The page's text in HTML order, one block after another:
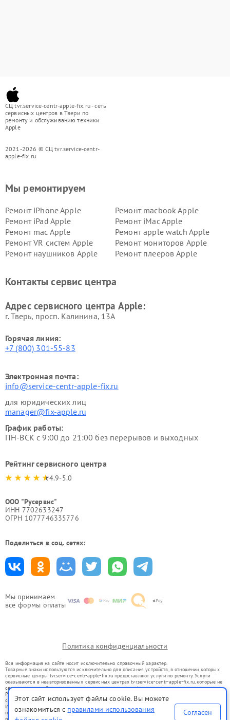
СЦ tvr.service-centr-apple-fix.ru - сеть
сервисных центров в Твери по
ремонту и обслуживанию техники
Apple
2021-2026 © СЦ tvr.service-centr-
apple-fix.ru
Мы принимаем
все формы оплаты
Мы ремонтируем
Ремонт iPhone Apple
Ремонт macbook Apple
Ремонт iPad Apple
Ремонт iMac Apple
Ремонт mac Apple
Ремонт apple watch Apple
Ремонт VR систем Apple
Ремонт мониторов Apple
Ремонт наушников Apple
Ремонт плееров Apple
Контакты сервис центра
Адрес сервисного центра Apple:
г. Тверь, просп. Калинина, 13А
Горячая линия:
+7 (800) 301-55-83
Электронная почта:
info@service-centr-apple-fix.ru
для юридических лиц
manager@fix-apple.ru
График работы:
ПН-ВСК с 9:00 до 21:00 без перерывов и выходных
Рейтинг сервисного центра
4.9-5.0
ООО "Русервис"
ИНН 7702633247
ОГРН 1077746335776
Поделиться в соц. сетях:
Политика конфиденциальности
Вся информация на сайте носит исключительно справочный характер.
Товарные знаки используются исключительно для описания устройств, в отношении которых
сервисные центры tvr.service-centr-apple-fix.ru предоставляют услуги по ремонту. Услуги
оказываются в неавторизованных сервисных центрах tvr.service-centr-apple-fix.ru, которые не
связаны с правообладателями товарных знаков или их официальными представителями.
Ремонт осуществляется для устройств, уже введенных в гражданский оборот в соответствии
со статьей 1487 ГК РФ.
Использование товарных знаков не преследует цели индивидуализации услуг или введения
потребителей в заблуждение, а служит для информирования о предоставляемых услугах по
Этот сайт использует файлы cookie. Вы можете
ознакомиться с правилами использования
Согласен